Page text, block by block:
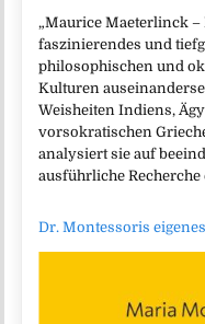
„Maurice Maeterlinck –
faszinierendes und
philosophischen und
Kulturen
Weisheiten Indiens,
vorsokratischen
analysiert sie auf
ausführliche
Dr. Montessoris